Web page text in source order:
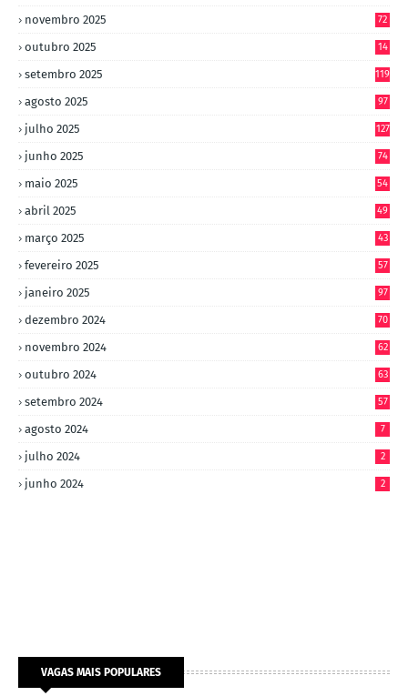
novembro 2025 72
outubro 2025
14
setembro 2025 119
agosto 2025 97
julho 2025 127
junho 2025 74
maio 2025 54
abril 2025 49
março 2025 43
fevereiro 2025 57
janeiro 2025 97
dezembro 2024 70
novembro 2024 62
outubro 2024 63
setembro 2024 57
agosto 2024 7
julho 2024 2
junho 2024 2
VAGAS MAIS POPULARES